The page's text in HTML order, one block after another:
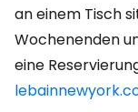
an einem Tisch
Wochenenden
eine